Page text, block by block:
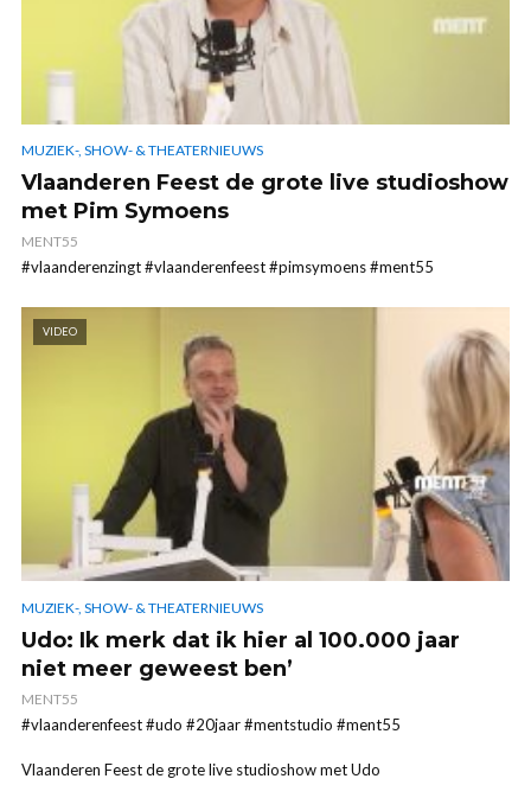
MUZIEK-, SHOW- & THEATERNIEUWS
Vlaanderen Feest de grote live studioshow
met Pim Symoens
MENT55
#vlaanderenzingt #vlaanderenfeest #pimsymoens #ment55
VIDEO
MUZIEK-, SHOW- & THEATERNIEUWS
Udo: Ik merk dat ik hier al 100.000 jaar
niet meer geweest ben’
MENT55
#vlaanderenfeest #udo #20jaar #mentstudio #ment55
Vlaanderen Feest de grote live studioshow met Udo